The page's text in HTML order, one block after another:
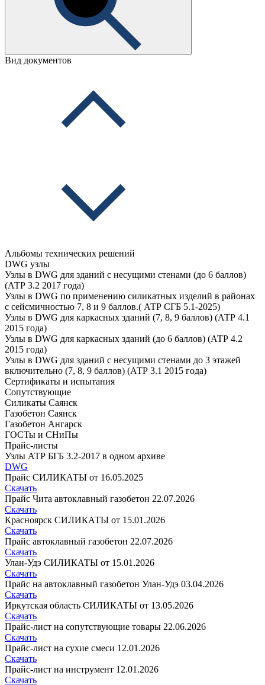
Вид документов
Альбомы технических решений
DWG узлы
Узлы в DWG для зданий с несущими стенами (до 6 баллов)
(АТР 3.2 2017 года)
Узлы в DWG по применению силикатных изделий в районах
с сейсмичностью 7, 8 и 9 баллов.( АТР СГБ 5.1-2025)
Узлы в DWG для каркасных зданий (7, 8, 9 баллов) (АТР 4.1
2015 года)
Узлы в DWG для каркасных зданий (до 6 баллов) (АТР 4.2
2015 года)
Узлы в DWG для зданий с несущими стенами до 3 этажей
включительно (7, 8, 9 баллов) (АТР 3.1 2015 года)
Сертификаты и испытания
Сопутствующие
Силикаты Саянск
Газобетон Саянск
Газобетон Ангарск
ГОСТы и СНиПы
Прайс-листы
Узлы АТР БГБ 3.2-2017 в одном архиве
DWG
Прайс СИЛИКАТЫ от 16.05.2025
Скачать
Прайс Чита автоклавный газобетон 22.07.2026
Скачать
Красноярск СИЛИКАТЫ от 15.01.2026
Скачать
Прайс автоклавный газобетон 22.07.2026
Скачать
Улан-Удэ СИЛИКАТЫ от 15.01.2026
Скачать
Прайс на автоклавный газобетон Улан-Удэ 03.04.2026
Скачать
Иркутская область СИЛИКАТЫ от 13.05.2026
Скачать
Прайс-лист на сопутствующие товары 22.06.2026
Скачать
Прайс-лист на сухие смеси 12.01.2026
Скачать
Прайс-лист на инструмент 12.01.2026
Скачать